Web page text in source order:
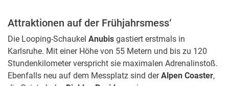
Attraktionen auf der Frühjahrsmess‘
Die Looping-Schaukel Anubis gastiert erstmals in
Karlsruhe. Mit einer Höhe von 55 Metern und bis zu 120
Stundenkilometer verspricht sie maximalen Adrenalinstoß.
Ebenfalls neu auf dem Messplatz sind derAlpen Coaster,